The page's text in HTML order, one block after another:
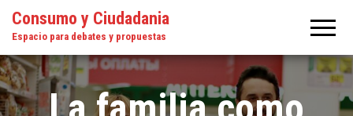
Consumo y Ciudadania
Espacio para debates y propuestas